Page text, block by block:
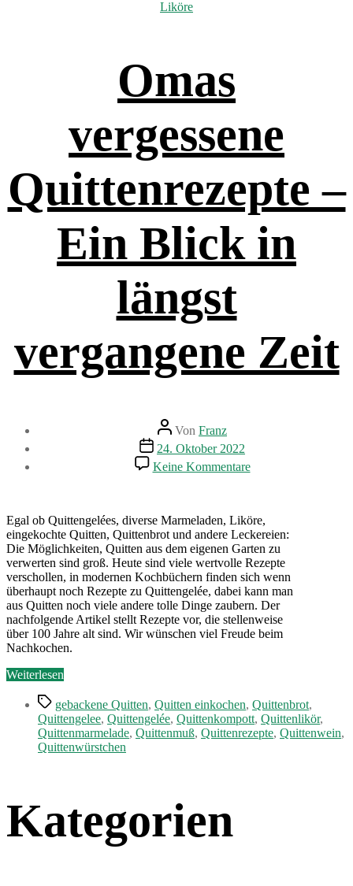
Liköre
Omas
vergessene
Quittenrezepte –
Ein Blick in
längst
vergangene Zeit
Beitragsautor
Von Franz
Beitragsdatum
24. Oktober 2022
Keine Kommentarezu
Omas
–
Ein
Blick
in
längst
vergangene
Zeit
Egal ob Quittengelées, diverse Marmeladen, Liköre,
eingekochte Quitten, Quittenbrot und andere Leckereien:
Die Möglichkeiten, Quitten aus dem eigenen Garten zu
verwerten sind groß. Heute sind viele wertvolle Rezepte
verschollen, in modernen Kochbüchern finden sich wenn
überhaupt noch Rezepte zu Quittengelée, dabei kann man
aus Quitten noch viele andere tolle Dinge zaubern. Der
nachfolgende Artikel stellt Rezepte vor, die stellenweise
über 100 Jahre alt sind. Wir wünschen viel Freude beim
Nachkochen.
Weiterlesen
Quittenrezepte
–
Ein
Blick
Schlagwörter
gebackene Quitten, Quitten einkochen, Quittenbrot,
Quittengelee, Quittengelée, Quittenkompott, Quittenlikör,
Quittenmarmelade, Quittenmuß, Quittenrezepte, Quittenwein,
Quittenwürstchen
Kategorien